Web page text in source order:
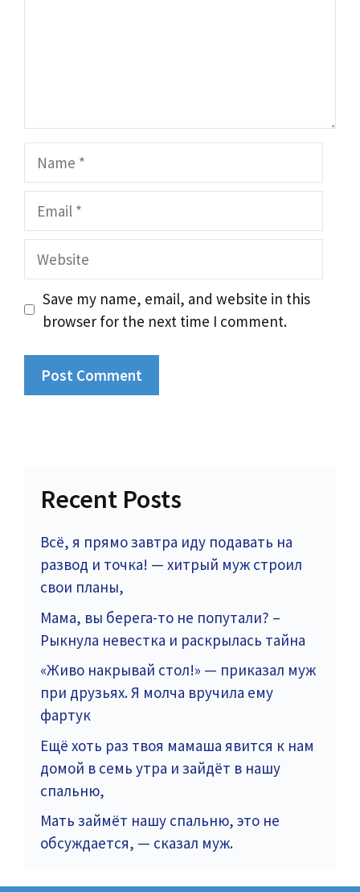
Name
Email
Website
Save my name, email, and website in this
browser for the next time I comment.
Recent Posts
Всё, я прямо завтра иду подавать на
развод и точка! — хитрый муж строил
свои планы,
Мама, вы берега-то не попутали? –
Рыкнула невестка и раскрылась тайна
«Живо накрывай стол!» — приказал муж
при друзьях. Я молча вручила ему
фартук
Ещё хоть раз твоя мамаша явится к нам
домой в семь утра и зайдёт в нашу
спальню,
Мать займёт нашу спальню, это не
обсуждается, — сказал муж.